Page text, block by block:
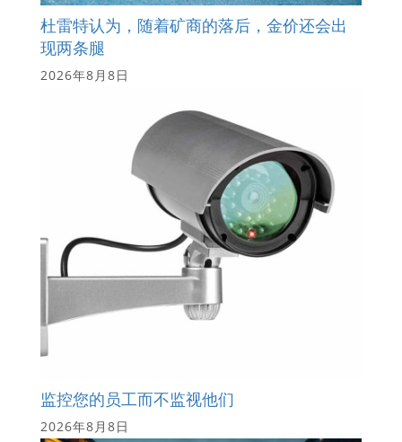
杜雷特认为，随着矿商的落后，金价还会出
现两条腿
2026年8月8日
监控您的员工而不监视他们
2026年8月8日